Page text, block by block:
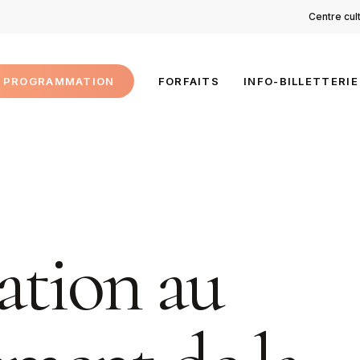
Centre
PROGRAMMATION FORFAITS INFO-BILLETTERIE
au